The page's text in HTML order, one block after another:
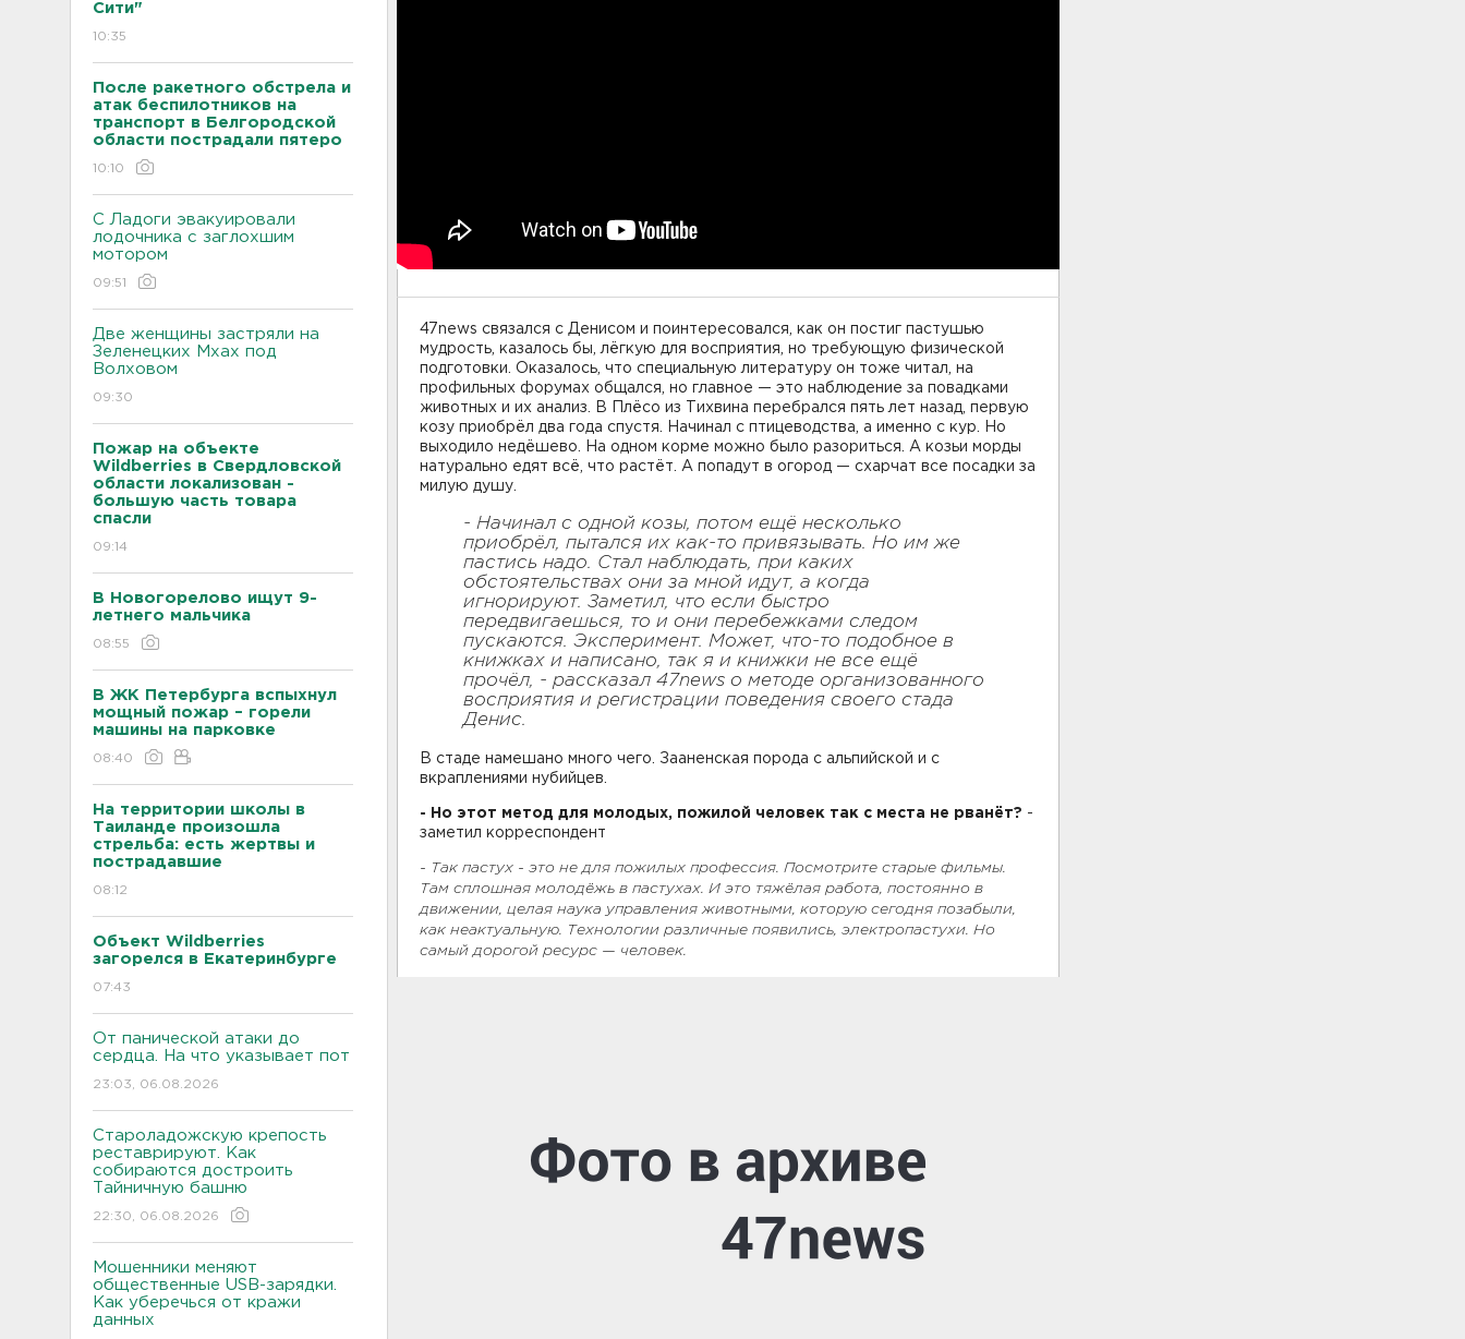
Сити"
10:35
После ракетного обстрела и
атак беспилотников на
транспорт в Белгородской
области пострадали пятеро
10:10
С Ладоги эвакуировали
лодочника с заглохшим
мотором
09:51
Две женщины застряли на
Зеленецких Мхах под
Волховом
09:30
Пожар на объекте
Wildberries в Свердловской
области локализован -
большую часть товара
спасли
09:14
В Новогорелово ищут 9-
летнего мальчика
08:55
В ЖК Петербурга вспыхнул
мощный пожар – горели
машины на парковке
08:40
На территории школы в
Таиланде произошла
стрельба: есть жертвы и
пострадавшие
08:12
Объект Wildberries
загорелся в Екатеринбурге
07:43
От панической атаки до
сердца. На что указывает пот
23:03, 06.08.2026
Староладожскую крепость
реставрируют. Как
собираются достроить
Тайничную башню
22:30, 06.08.2026
Мошенники меняют
общественные USB-зарядки.
Как уберечься от кражи
данных
47news связался с Денисом и поинтересовался, как он постиг пастушью
мудрость, казалось бы, лёгкую для восприятия, но требующую физической
подготовки. Оказалось, что специальную литературу он тоже читал, на
профильных форумах общался, но главное — это наблюдение за повадками
животных и их анализ. В Плёсо из Тихвина перебрался пять лет назад, первую
козу приобрёл два года спустя. Начинал с птицеводства, а именно с кур. Но
выходило недёшево. На одном корме можно было разориться. А козьи морды
натурально едят всё, что растёт. А попадут в огород — схарчат все посадки за
милую душу.
- Начинал с одной козы, потом ещё несколько
приобрёл, пытался их как-то привязывать. Но им же
пастись надо. Стал наблюдать, при каких
обстоятельствах они за мной идут, а когда
игнорируют. Заметил, что если быстро
передвигаешься, то и они перебежками следом
пускаются. Эксперимент. Может, что-то подобное в
книжках и написано, так я и книжки не все ещё
прочёл, - рассказал 47news о методе организованного
восприятия и регистрации поведения своего стада
Денис.
В стаде намешано много чего. Зааненская порода с альпийской и с
вкраплениями нубийцев.
- Но этот метод для молодых, пожилой человек так с места не рванёт? -
заметил корреспондент
- Так пастух - это не для пожилых профессия. Посмотрите старые фильмы.
Там сплошная молодёжь в пастухах. И это тяжёлая работа, постоянно в
движении, целая наука управления животными, которую сегодня позабыли,
как неактуальную. Технологии различные появились, электропастухи. Но
самый дорогой ресурс — человек.